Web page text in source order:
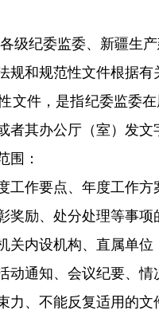
纪委监委、新疆生产
和规范性文件根据有
件，是指纪委监委在
者其办公厅（室）发文
：
作要点、年度工作方
励、处分处理等事项
内设机构、直属单位
通知、会议纪要、情
、不能反复适用的文